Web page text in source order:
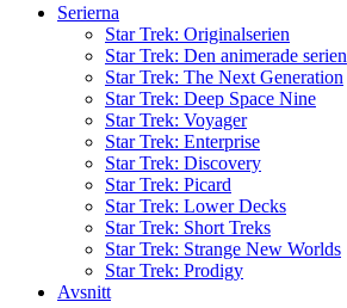
Serierna
Star Trek: Originalserien
Star Trek: Den animerade serien
Star Trek: The Next Generation
Star Trek: Deep Space Nine
Star Trek: Voyager
Star Trek: Enterprise
Star Trek: Discovery
Star Trek: Picard
Star Trek: Lower Decks
Star Trek: Short Treks
Star Trek: Strange New Worlds
Star Trek: Prodigy
Avsnitt